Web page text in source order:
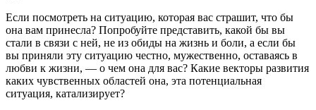
Если посмотреть на ситуацию, которая вас страшит, что бы
она вам принесла? Попробуйте представить, какой бы вы
стали в связи с ней, не из обиды на жизнь и боли, а если бы
вы приняли эту ситуацию честно, мужественно, оставаясь в
любви к жизни, — о чем она для вас? Какие векторы развития
каких чувственных областей она, эта потенциальная
ситуация, катализирует?